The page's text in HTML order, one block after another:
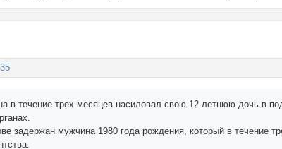
в течение трех месяцев насиловал свою 12-летнюю дочь в
задержан мужчина 1980 года рождения, который в течение